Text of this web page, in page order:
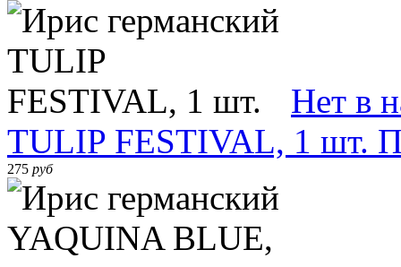
Нет в
TULIP FESTIVAL, 1 шт.
275 руб